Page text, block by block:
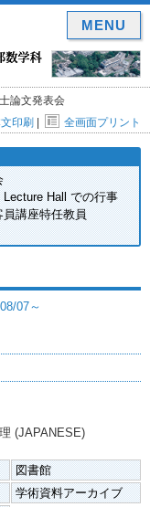
論文発表会
印刷 | 全画面プリント
Lecture Hall での行事
員講座特任教員
07～
(JAPANESE)
図書館
学術資料アーカイブ
MENU